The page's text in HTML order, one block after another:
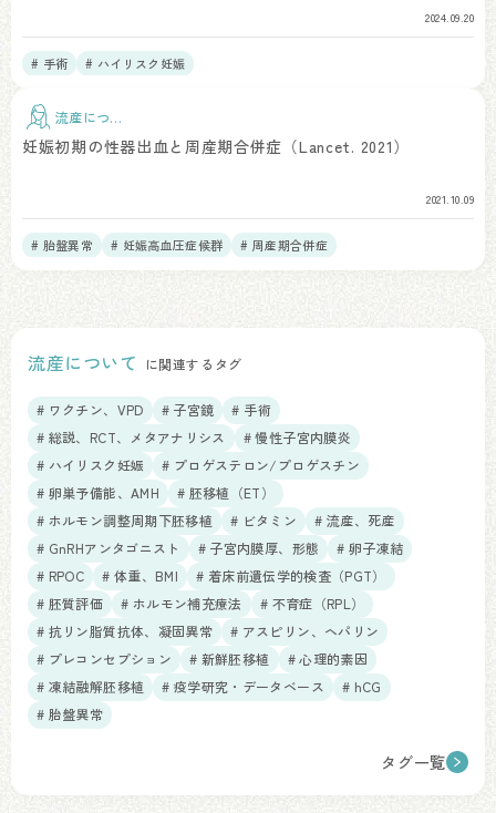
2024.09.20
# 手術 # ハイリスク妊娠
流産につい
て
妊娠初期の性器出血と周産期合併症（Lancet. 2021）
2021.10.09
# 胎盤異常 # 妊娠高血圧症候群 # 周産期合併症
流産について に関連するタグ
# ワクチン、VPD # 子宮鏡
# 手術
# 総説、RCT、メタアナリシス
# 慢性子宮内膜炎
# ハイリスク妊娠
# プロゲステロン/プロゲスチン
# 卵巣予備能、AMH
# 胚移植（ET）
# ホルモン調整周期下胚移植
# ビタミン
# 流産、死産
# GnRHアンタゴニスト
# 子宮内膜厚、形態
# 卵子凍結
# RPOC
# 体重、BMI
# 着床前遺伝学的検査（PGT）
# 胚質評価
# ホルモン補充療法
# 不育症（RPL）
# 抗リン脂質抗体、凝固異常
# アスピリン、ヘパリン
# プレコンセプション
# 新鮮胚移植
# 心理的素因
# 凍結融解胚移植
# 疫学研究・データベース
# hCG
# 胎盤異常
タグ一覧